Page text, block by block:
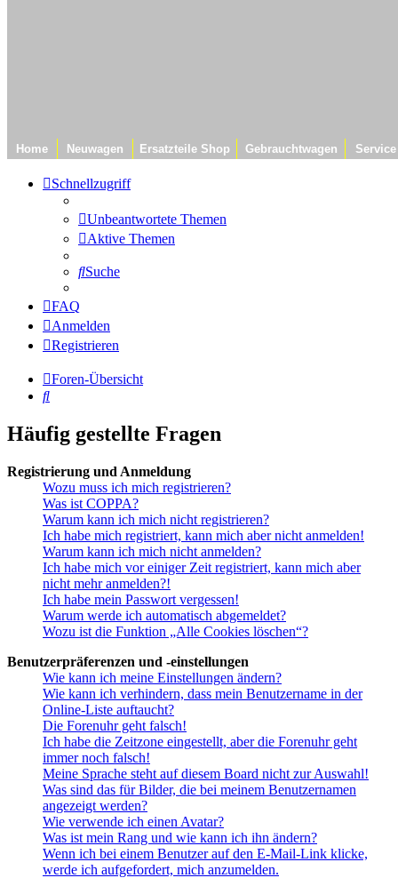
Home Neuwagen Ersatzteile Shop Gebrauchtwagen Service
Schnellzugriff
Unbeantwortete Themen
Aktive Themen
Suche
FAQ
Anmelden
Registrieren
Foren-Übersicht
Suche
Häufig gestellte Fragen
Registrierung und Anmeldung
Wozu muss ich mich registrieren?
Was ist COPPA?
Warum kann ich mich nicht registrieren?
Ich habe mich registriert, kann mich aber nicht anmelden!
Warum kann ich mich nicht anmelden?
Ich habe mich vor einiger Zeit registriert, kann mich aber
nicht mehr anmelden?!
Ich habe mein Passwort vergessen!
Warum werde ich automatisch abgemeldet?
Wozu ist die Funktion „Alle Cookies löschen“?
Benutzerpräferenzen und -einstellungen
Wie kann ich meine Einstellungen ändern?
Wie kann ich verhindern, dass mein Benutzername in der
Online-Liste auftaucht?
Die Forenuhr geht falsch!
Ich habe die Zeitzone eingestellt, aber die Forenuhr geht
immer noch falsch!
Meine Sprache steht auf diesem Board nicht zur Auswahl!
Was sind das für Bilder, die bei meinem Benutzernamen
angezeigt werden?
Wie verwende ich einen Avatar?
Was ist mein Rang und wie kann ich ihn ändern?
Wenn ich bei einem Benutzer auf den E-Mail-Link klicke,
werde ich aufgefordert, mich anzumelden.